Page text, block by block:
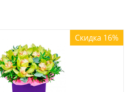
Скидка 16%